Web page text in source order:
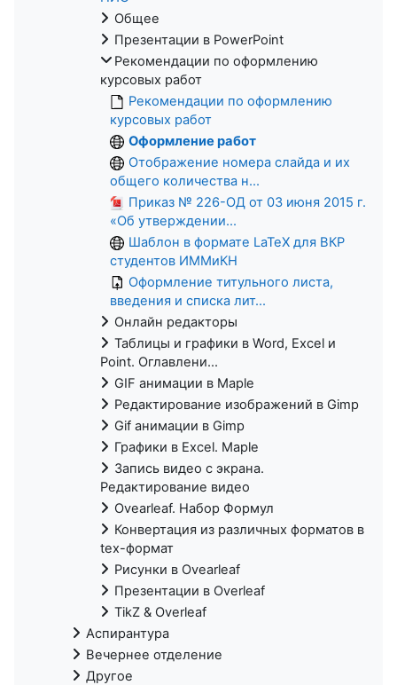
Общее
Презентации в PowerPoint
Рекомендации по оформлению
курсовых работ
Рекомендации по оформлению
курсовых работ
Оформление работ
Отображение номера слайда и их
общего количества н...
Приказ № 226-ОД от 03 июня 2015 г.
«Об утверждении...
Шаблон в формате LaTeX для ВКР
студентов ИММиКН
Оформление титульного листа,
введения и списка лит...
Онлайн редакторы
Таблицы и графики в Word, Excel и
Point. Оглавлени...
GIF анимации в Maple
Редактирование изображений в Gimp
Gif анимации в Gimp
Графики в Excel. Maple
Запись видео с экрана.
Редактирование видео
Ovearleaf. Набор Формул
Конвертация из различных форматов в
tex-формат
Рисунки в Ovearleaf
Презентации в Overleaf
TikZ & Overleaf
Аспирантура
Вечернее отделение
Другое